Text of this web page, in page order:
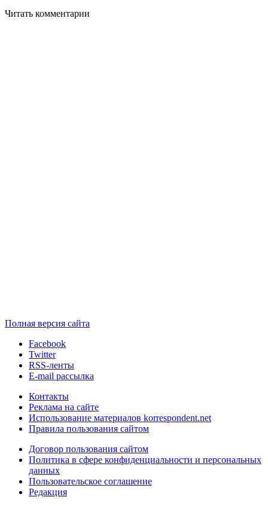
Читать комментарии
Полная версия сайта
Facebook
Twitter
RSS-ленты
E-mail рассылка
Контакты
Реклама на сайте
Использование материалов korrespondent.net
Правила пользования сайтом
Договор пользования сайтом
Политика в сфере конфиденциальности и персональных
данных
Пользовательское соглашение
Редакция